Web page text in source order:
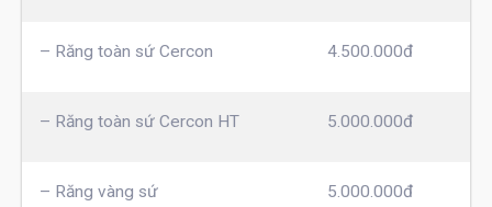
– Răng toàn sứ Cercon 4.500.000đ
– Răng toàn sứ Cercon HT 5.000.000đ
– Răng vàng sứ 5.000.000đ